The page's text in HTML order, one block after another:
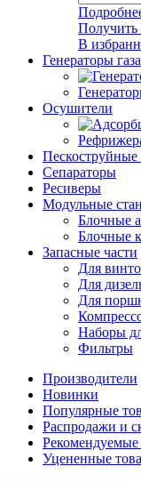
В
Генераторы газа
Осушители
Пескоструйные
Сепараторы
Ресиверы
Модульные
Блочные
Блочные
Запасные части
Для
Для
Для
Наборы
Фильтры
Производители
Новинки
Популярные
Распродажи и
Уцененные